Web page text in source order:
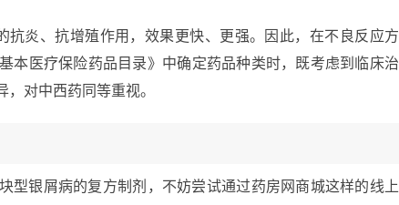
抗炎、抗增殖作用，效果更快、更强。因此，在不良反应方
本医疗保险药品目录》中确定药品种类时，既考虑到临床治
对中西药同等重视。
型银屑病的复方制剂，不妨尝试通过药房网商城这样的线上